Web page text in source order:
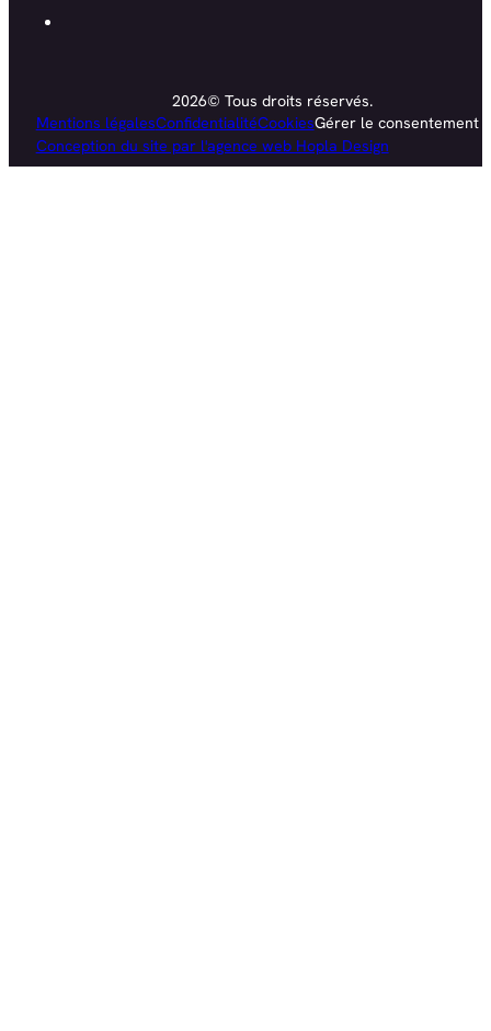
2026© Tous droits réservés.
Mentions légalesConfidentialitéCookiesGérer le consentement
Conception du site par l'agence web Hopla Design